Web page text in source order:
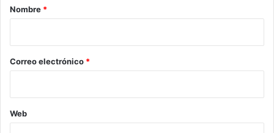
r
*
Nombre *
Correo electrónico *
Web